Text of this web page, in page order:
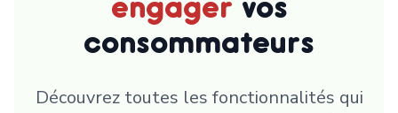
engager vos
consommateurs
Découvrez toutes les fonctionnalités qui